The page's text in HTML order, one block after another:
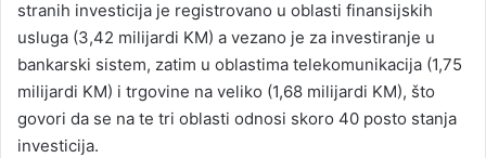
stranih investicija je registrovano u oblasti finansijskih
usluga (3,42 milijardi KM) a vezano je za investiranje u
bankarski sistem, zatim u oblastima telekomunikacija (1,75
milijardi KM) i trgovine na veliko (1,68 milijardi KM), što
govori da se na te tri oblasti odnosi skoro 40 posto stanja
investicija.